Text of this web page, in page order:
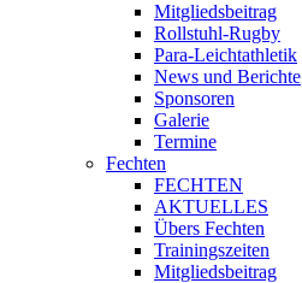
Mitgliedsbeitrag
Rollstuhl-Rugby
Para-Leichtathletik
News und Berichte
Sponsoren
Galerie
Termine
Fechten
FECHTEN
AKTUELLES
Übers Fechten
Trainingszeiten
Mitgliedsbeitrag